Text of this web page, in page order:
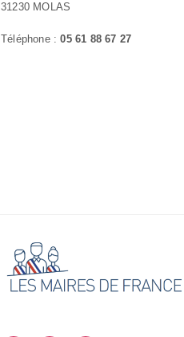
31230 MOLAS
Téléphone :05 61 88 67 27